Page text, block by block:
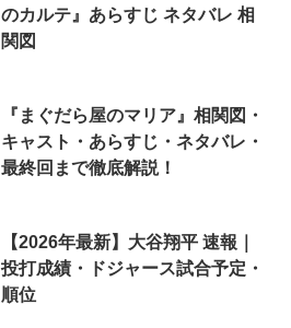
のカルテ』あらすじ ネタバレ 相
関図
『まぐだら屋のマリア』相関図・
キャスト・あらすじ・ネタバレ・
最終回まで徹底解説！
【2026年最新】大谷翔平 速報｜
投打成績・ドジャース試合予定・
順位